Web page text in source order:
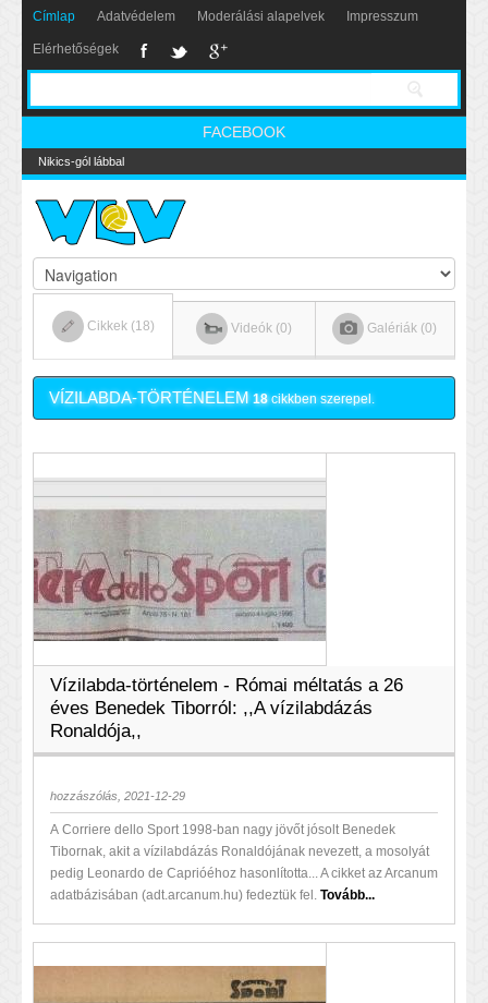
Címlap Adatvédelem Moderálási alapelvek Impresszum
Elérhetőségek
FACEBOOK
Nikics-gól lábbal
Cikkek (18) Videók (0) Galériák (0)
VÍZILABDA-TÖRTÉNELEM 18cikkben szerepel.
Vízilabda-történelem - Római méltatás a 26
éves Benedek Tiborról: ,,A vízilabdázás
Ronaldója,,
hozzászólás, 2021-12-29
A Corriere dello Sport 1998-ban nagy jövőt jósolt Benedek
Tibornak, akit a vízilabdázás Ronaldójának nevezett, a mosolyát
pedig Leonardo de Caprióéhoz hasonlította... A cikket az Arcanum
adatbázisában (adt.arcanum.hu) fedeztük fel. Tovább...